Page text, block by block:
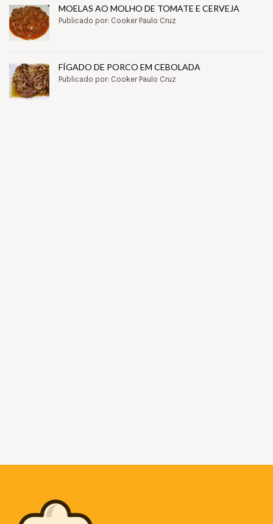
MOELAS AO MOLHO DE TOMATE E CERVEJA
Publicado por: Cooker Paulo Cruz
FÍGADO DE PORCO EM CEBOLADA
Publicado por: Cooker Paulo Cruz